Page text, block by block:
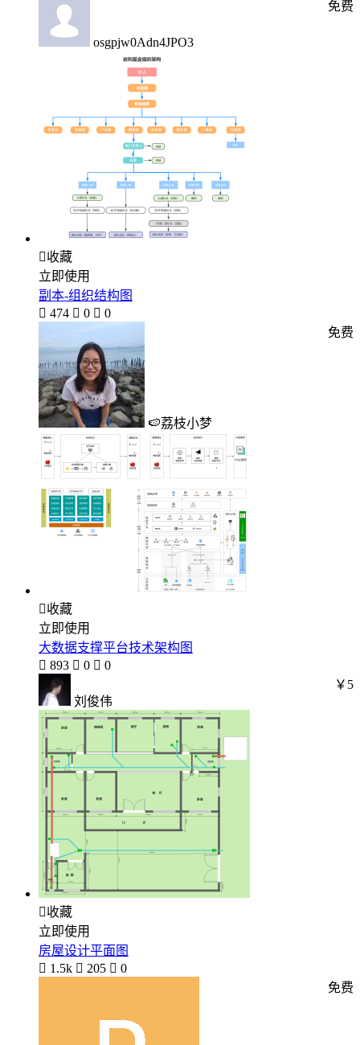
osgpjw0Adn4JPO3
免费
收藏
立即使用
副本-组织结构图
 474  0  0
🍉荔枝小梦
免费
收藏
立即使用
大数据支撑平台技术架构图
 893  0  0
刘俊伟
￥5
收藏
立即使用
房屋设计平面图
 1.5k  205  0
免费